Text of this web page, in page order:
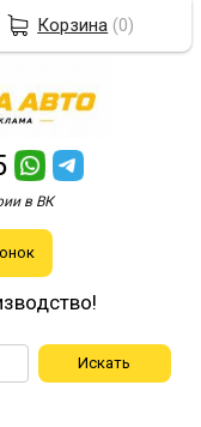
в ВК
Корзина (0)